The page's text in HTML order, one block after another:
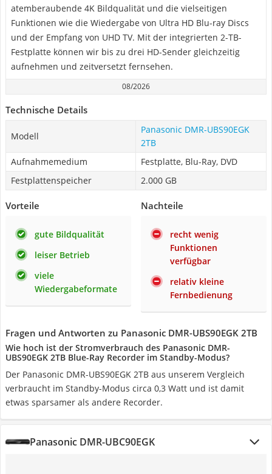
atemberaubende 4K Bildqualität und die vielseitigen
Funktionen wie die Wiedergabe von Ultra HD Blu-ray Discs
und der Empfang von UHD TV. Mit der integrierten 2-TB-
Festplatte können wir bis zu drei HD-Sender gleichzeitig
aufnehmen und zeitversetzt fernsehen.
08/2026
Technische Details
Modell
Panasonic DMR-UBS90EGK
2TB
Aufnahmemedium
Festplatte, Blu-Ray, DVD
Festplattenspeicher
2.000 GB
Vorteile
gute Bildqualität
leiser Betrieb
viele
Wiedergabeformate
Nachteile
recht wenig
Funktionen
verfügbar
relativ kleine
Fernbedienung
Fragen und Antworten zu Panasonic DMR-UBS90EGK 2TB
Wie hoch ist der Stromverbrauch des Panasonic DMR-
UBS90EGK 2TB Blue-Ray Recorder im Standby-Modus?
Der Panasonic DMR-UBS90EGK 2TB aus unserem Vergleich
verbraucht im Standby-Modus circa 0,3 Watt und ist damit
etwas sparsamer als andere Recorder.
Panasonic DMR-UBC90EGK